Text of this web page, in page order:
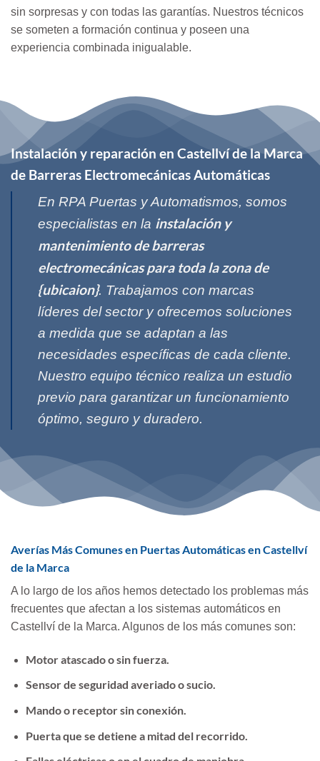
sin sorpresas y con todas las garantías. Nuestros técnicos
se someten a formación continua y poseen una
experiencia combinada inigualable.
Instalación y reparación en Castellví de la Marca
de Barreras Electromecánicas Automáticas
En RPA Puertas y Automatismos, somos
especialistas en la instalación y
mantenimiento de barreras
electromecánicas para toda la zona de
{ubicaion}. Trabajamos con marcas
líderes del sector y ofrecemos soluciones
a medida que se adaptan a las
necesidades específicas de cada cliente.
Nuestro equipo técnico realiza un estudio
previo para garantizar un funcionamiento
óptimo, seguro y duradero.
Averías Más Comunes en Puertas Automáticas en Castellví
de la Marca
A lo largo de los años hemos detectado los problemas más
frecuentes que afectan a los sistemas automáticos en
Castellví de la Marca. Algunos de los más comunes son:
Motor atascado o sin fuerza.
Sensor de seguridad averiado o sucio.
Mando o receptor sin conexión.
Puerta que se detiene a mitad del recorrido.